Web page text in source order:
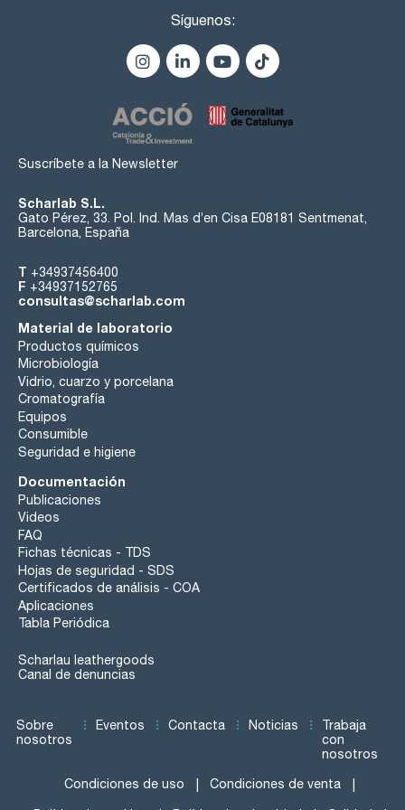
Síguenos:
Suscríbete a la Newsletter
Scharlab S.L.
Gato Pérez, 33. Pol. Ind. Mas d’en Cisa E08181 Sentmenat,
Barcelona, España
T +34937456400
F +34937152765
consultas@scharlab.com
Material de laboratorio
Productos químicos
Microbiología
Vidrio, cuarzo y porcelana
Cromatografía
Equipos
Consumible
Seguridad e higiene
Documentación
Publicaciones
Videos
FAQ
Fichas técnicas - TDS
Hojas de seguridad - SDS
Certificados de análisis - COA
Aplicaciones
Tabla Periódica
Scharlau leathergoods
Canal de denuncias
Sobre
nosotros
Eventos Contacta Noticias
Trabaja
con
nosotros
Condiciones de uso Condiciones de venta